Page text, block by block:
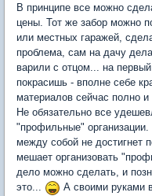
В принципе все можно
цены. Тот же забор можно
или местных гаражей,
проблема, сам на дачу
варили с отцом... на
покрасишь - вполне себе
материалов сейчас полно и
Не обязательно все
"профильные"
между собой не достигнет
мешает организовать
дело можно сделать, и
это...
А своими руками